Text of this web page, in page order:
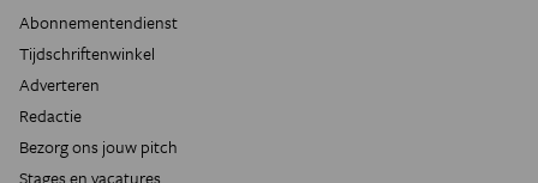
Abonnementendienst
Tijdschriftenwinkel
Adverteren
Redactie
Bezorg ons jouw pitch
Stages en vacatures